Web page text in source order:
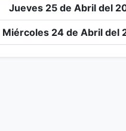
Jueves 25 de Abril del
Miércoles 24 de Abril del